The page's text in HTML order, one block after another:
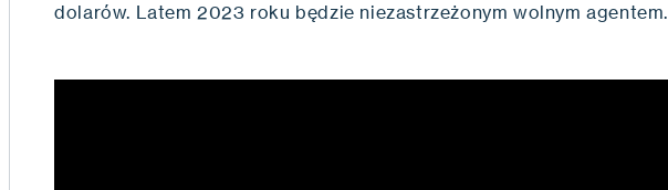
dolarów. Latem 2023 roku będzie niezastrzeżonym wolnym agentem.